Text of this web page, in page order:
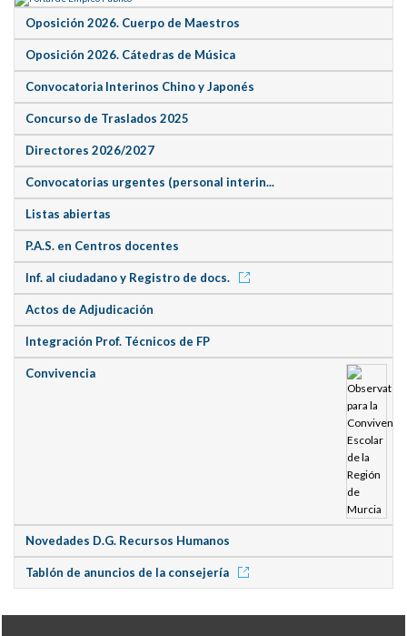
Oposición 2026. Cuerpo de Maestros
Oposición 2026. Cátedras de Música
Convocatoria Interinos Chino y Japonés
Concurso de Traslados 2025
Directores 2026/2027
Convocatorias urgentes (personal interin...
Listas abiertas
P.A.S. en Centros docentes
Inf. al ciudadano y Registro de docs.
Actos de Adjudicación
Integración Prof. Técnicos de FP
Convivencia
Novedades D.G. Recursos Humanos
Tablón de anuncios de la consejería